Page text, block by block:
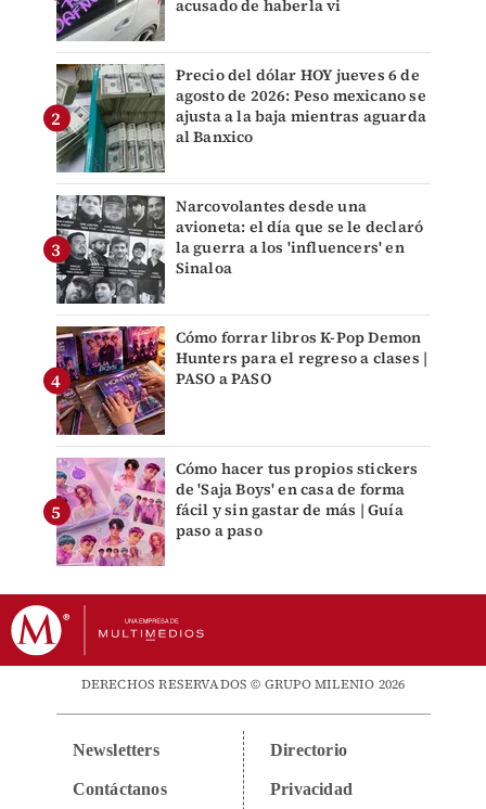
acusado de haberla vi
Precio del dólar HOY jueves 6 de
agosto de 2026: Peso mexicano se
ajusta a la baja mientras aguarda
al Banxico
Narcovolantes desde una
avioneta: el día que se le declaró
la guerra a los 'influencers' en
Sinaloa
Cómo forrar libros K-Pop Demon
Hunters para el regreso a clases |
PASO a PASO
Cómo hacer tus propios stickers
de 'Saja Boys' en casa de forma
fácil y sin gastar de más | Guía
paso a paso
DERECHOS RESERVADOS © GRUPO MILENIO 2026
Newsletters
Contáctanos
Directorio
Privacidad